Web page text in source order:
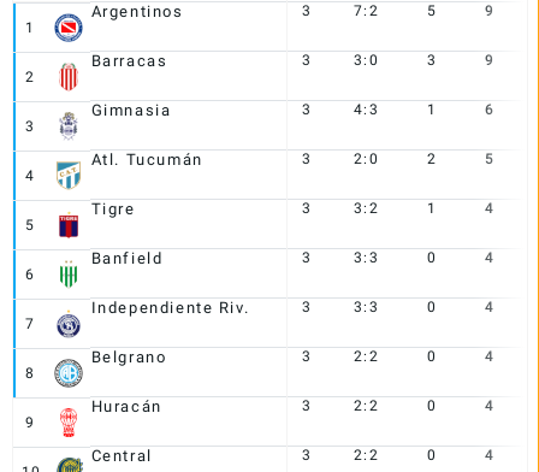
1
Argentinos 3 7:2 5 9
2
Barracas 3 3:0 3 9
3
Gimnasia 3 4:3 1 6
4
Atl. Tucumán 3 2:0 2 5
5
Tigre 3 3:2 1 4
6
Banfield 3 3:3 0 4
7
Independiente Riv. 3 3:3 0 4
8
Belgrano 3 2:2 0 4
9
Huracán 3 2:2 0 4
Central 3 2:2 0 4